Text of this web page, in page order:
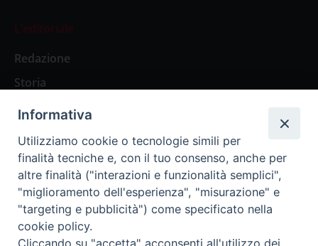
L’editoriale
Redazione
Storia
Abbonamenti
Abbonamento Annuale Digitale
Abbonamento Annuale Cartaceo
Abbonamento Singola Copia Digitale
Informativa
Utilizziamo cookie o tecnologie simili per
finalità tecniche e, con il tuo consenso, anche per
altre finalità ("interazioni e funzionalità semplici",
"miglioramento dell'esperienza", "misurazione" e
"targeting e pubblicità") come specificato nella
cookie policy.